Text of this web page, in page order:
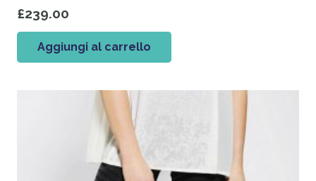
£239.00
Aggiungi al carrello